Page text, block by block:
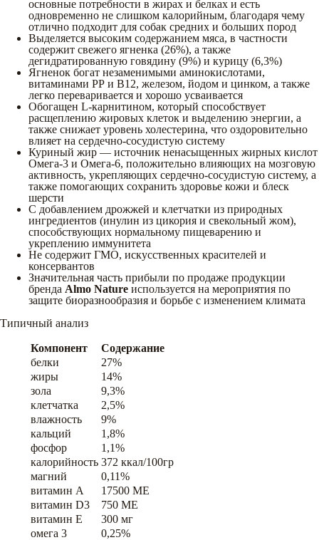
основные потребности в жирах и белках и есть
одновременно не слишком калорийным, благодаря чему
отлично подходит для собак средних и больших пород
Выделяется высоким содержанием мяса, в частности
содержит свежего ягненка (26%), а также
дегидратированную говядину (9%) и курицу (6,3%)
Ягненок богат незаменимыми аминокислотами,
витаминами РР и В12, железом, йодом и цинком, а также
легко переваривается и хорошо усваивается
Обогащен L-карнитином, который способствует
расщеплению жировых клеток и выделению энергии, а
также снижает уровень холестерина, что оздоровительно
влияет на сердечно-сосудистую систему
Куриный жир — источник ненасыщенных жирных кислот
Омега-3 и Омега-6, положительно влияющих на мозговую
активность, укрепляющих сердечно-сосудистую систему, а
также помогающих сохранить здоровье кожи и блеск
шерсти
С добавлением дрожжей и клетчатки из природных
ингредиентов (инулин из цикория и свекольный жом),
способствующих нормальному пищеварению и
укреплению иммунитета
Не содержит ГМО, искусственных красителей и
консервантов
Значительная часть прибыли по продаже продукции
бренда Almo Nature используется на мероприятия по
защите биоразнообразия и борьбе с изменением климата
Типичный анализ
Компонент
Содержание
белки
27%
жиры
14%
зола
9,3%
клетчатка
2,5%
влажность
9%
кальций
1,8%
фосфор
1,1%
калорийность 372 ккал/100гр
магний
0,11%
витамин A
17500 ME
витамин D3
750 ME
витамин E
300 мг
омега 3
0,25%